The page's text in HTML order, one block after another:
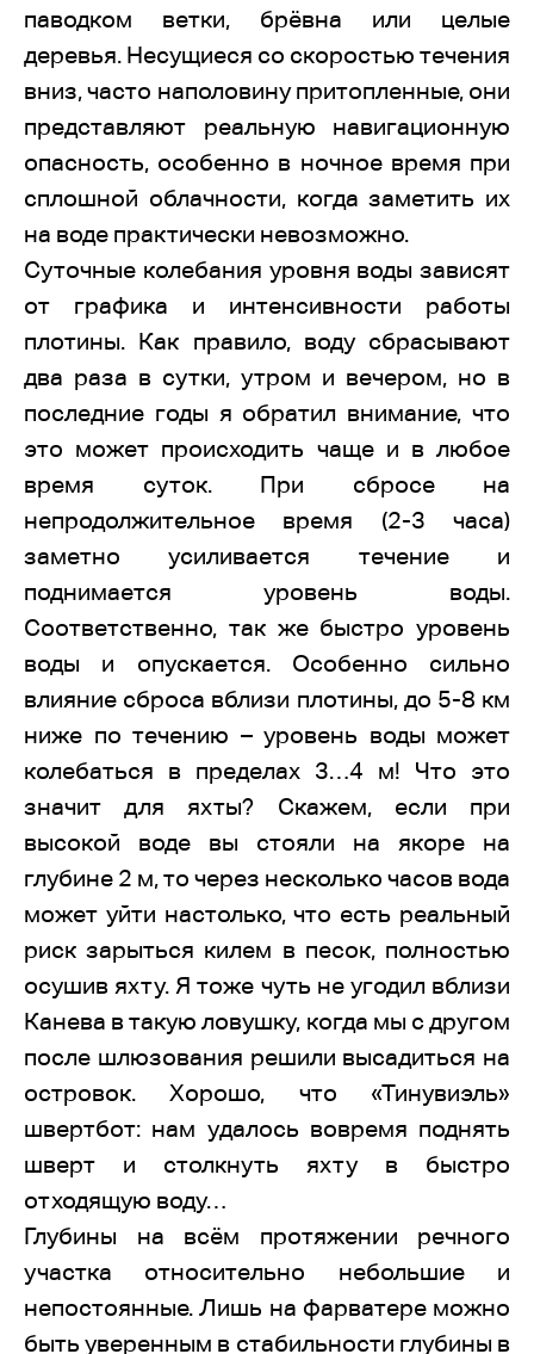
паводком ветки, брёвна или целые
деревья. Несущиеся со скоростью течения
вниз, часто наполовину притопленные, они
представляют реальную навигационную
опасность, особенно в ночное время при
сплошной облачности, когда заметить их
на воде практически невозможно.
Суточные колебания уровня воды зависят
от графика и интенсивности работы
плотины. Как правило, воду сбрасывают
два раза в сутки, утром и вечером, но в
последние годы я обратил внимание, что
это может происходить чаще и в любое
время суток. При сбросе на
непродолжительное время (2-3 часа)
заметно усиливается течение и
поднимается уровень воды.
Соответственно, так же быстро уровень
воды и опускается. Особенно сильно
влияние сброса вблизи плотины, до 5-8 км
ниже по течению – уровень воды может
колебаться в пределах 3…4 м! Что это
значит для яхты? Скажем, если при
высокой воде вы стояли на якоре на
глубине 2 м, то через несколько часов вода
может уйти настолько, что есть реальный
риск зарыться килем в песок, полностью
осушив яхту. Я тоже чуть не угодил вблизи
Канева в такую ловушку, когда мы с другом
после шлюзования решили высадиться на
островок. Хорошо, что «Тинувиэль»
швертбот: нам удалось вовремя поднять
шверт и столкнуть яхту в быстро
отходящую воду…
Глубины на всём протяжении речного
участка относительно небольшие и
непостоянные. Лишь на фарватере можно
быть уверенным в стабильности глубины в